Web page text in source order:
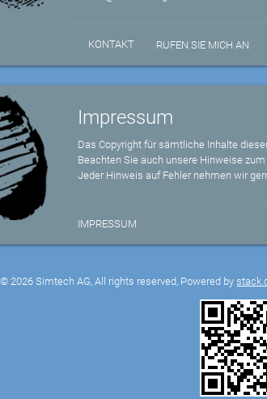
KONTAKT RUFEN SIE MICH AN
Impressum
Das Copyright für sämtliche Inhalte
Beachten Sie auch unsere Hinweise
Jeder Hinweis auf Fehler nehmen wir
IMPRESSUM
© 2026 Simtech AG, All rights reserved, Powered by